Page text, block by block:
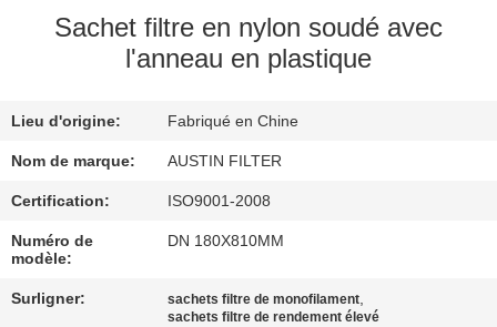
VISITE
D'USINE
CONTRÔLE
DE
QUALITÉ
CONTACTEZ-
NOUS
Sachet filtre en nylon soudé avec
l'anneau en plastique
Lieu d'origine: Fabriqué en Chine
Nom de marque: AUSTIN FILTER
Certification: ISO9001-2008
Numéro de
modèle:
DN 180X810MM
Surligner: sachets filtre de monofilament,
sachets filtre de rendement élevé